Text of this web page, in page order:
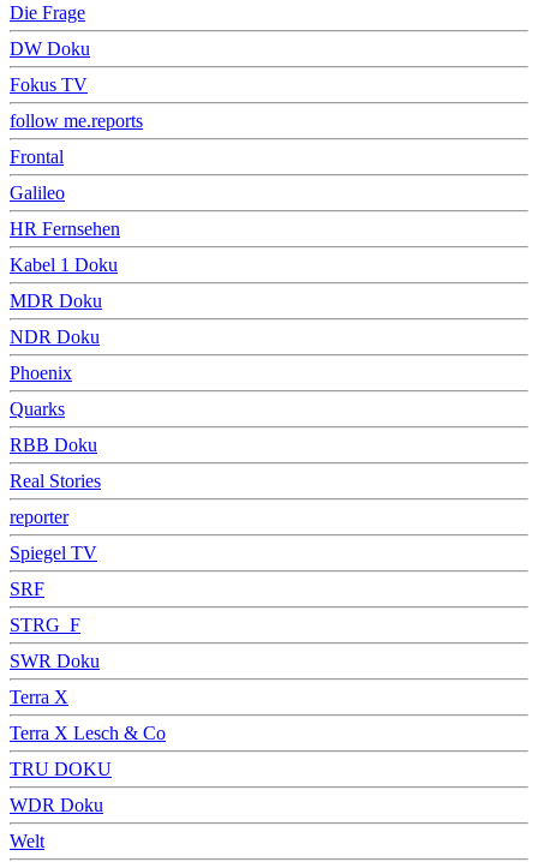
Die Frage
DW Doku
Fokus TV
follow me.reports
Frontal
Galileo
HR Fernsehen
Kabel 1 Doku
MDR Doku
NDR Doku
Phoenix
Quarks
RBB Doku
Real Stories
reporter
Spiegel TV
SRF
STRG_F
SWR Doku
Terra X
Terra X Lesch & Co
TRU DOKU
WDR Doku
Welt